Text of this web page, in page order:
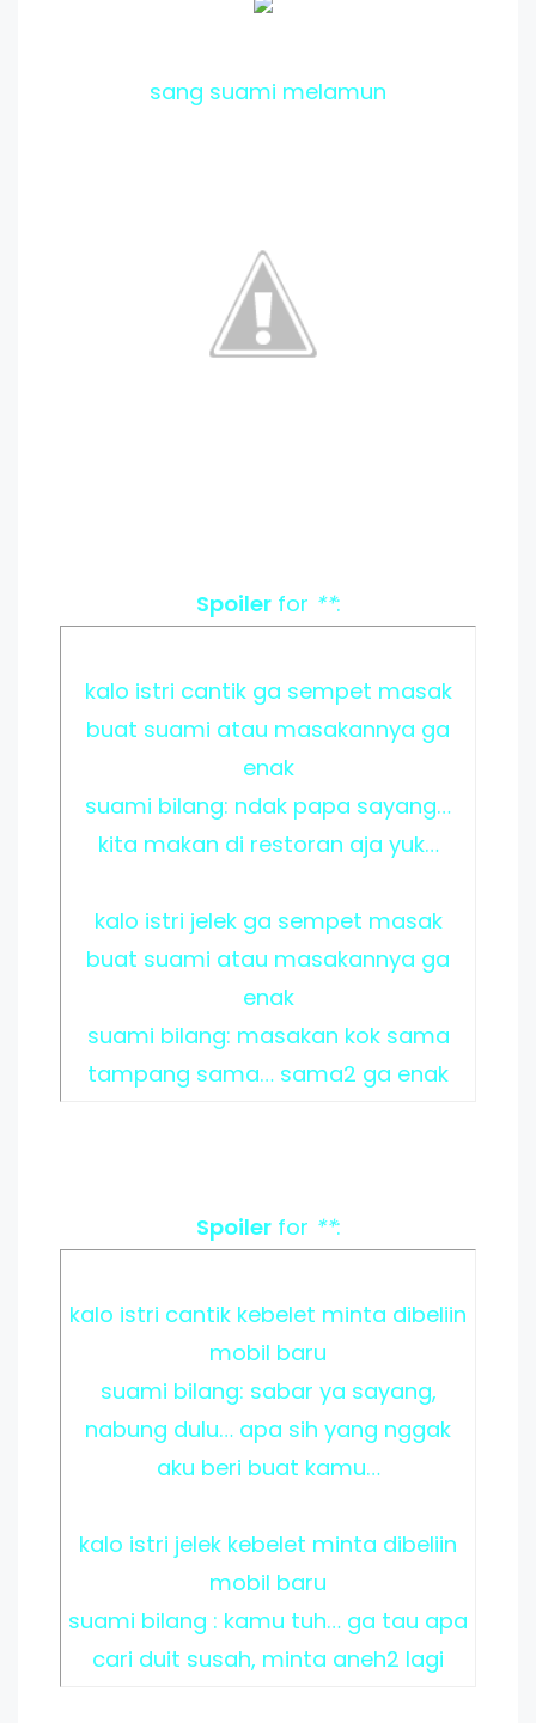
sang suami melamun
Spoilerfor **:
kalo istri cantik ga sempet masak
buat suami atau masakannya ga
enak
suami bilang: ndak papa sayang…
kita makan di restoran aja yuk…
kalo istri jelek ga sempet masak
buat suami atau masakannya ga
enak
suami bilang: masakan kok sama
tampang sama… sama2 ga enak
Spoilerfor **:
kalo istri cantik kebelet minta dibeliin
mobil baru
suami bilang: sabar ya sayang,
nabung dulu… apa sih yang nggak
aku beri buat kamu…
kalo istri jelek kebelet minta dibeliin
mobil baru
suami bilang : kamu tuh… ga tau apa
cari duit susah, minta aneh2 lagi